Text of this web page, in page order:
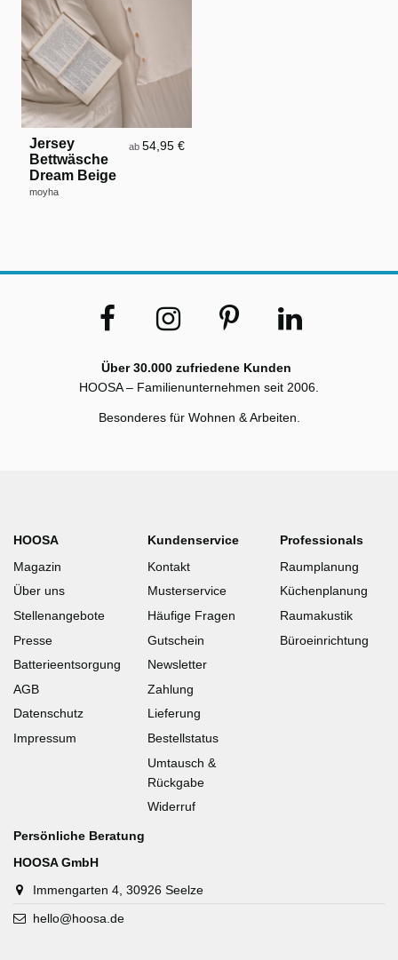
Jersey
Bettwäsche
Dream Beige
moyha
ab 54,95 €
Über 30.000 zufriedene Kunden
HOOSA – Familienunternehmen seit 2006.
Besonderes für Wohnen & Arbeiten.
HOOSA
Magazin
Über uns
Stellenangebote
Presse
Batterieentsorgung
AGB
Datenschutz
Impressum
Kundenservice
Kontakt
Musterservice
Häufige Fragen
Gutschein
Newsletter
Zahlung
Lieferung
Bestellstatus
Umtausch &
Rückgabe
Widerruf
Professionals
Raumplanung
Küchenplanung
Raumakustik
Büroeinrichtung
Persönliche Beratung
HOOSA GmbH
Immengarten 4, 30926 Seelze
hello@hoosa.de